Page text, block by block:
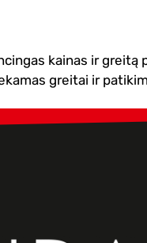
kainas ir
greitai ir